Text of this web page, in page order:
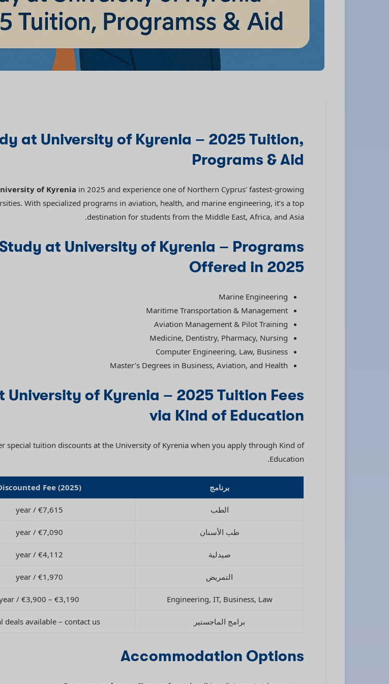
at University of Kyrenia – 2025 Tuition,
Programs & Aid
of Kyrenia in 2025 and experience one of Northern Cyprus’ fastest-growing
With specialized programs in aviation, health, and marine engineering, it’s a top
destination for students from the Middle East, Africa, and Asia.
at University of Kyrenia – Programs
Offered in 2025
Marine Engineering
Maritime Transportation & Management
Aviation Management & Pilot Training
Medicine, Dentistry, Pharmacy, Nursing
Computer Engineering, Law, Business
Master’s Degrees in Business, Aviation, and Health
University of Kyrenia – 2025 Tuition Fees
via Kind of Education
special tuition discounts at the University of Kyrenia when you apply through Kind of
Education.
برنامج Fee (2025)
الطب €7,615 / year
طب الأسنان €7,090 / year
صيدلية €4,112 / year
التمريض €1,970 / year
Engineering, IT, Business, Law
€3,190 – €3,900 / year
برامج الماجستير deals available – contact us
Accommodation Options